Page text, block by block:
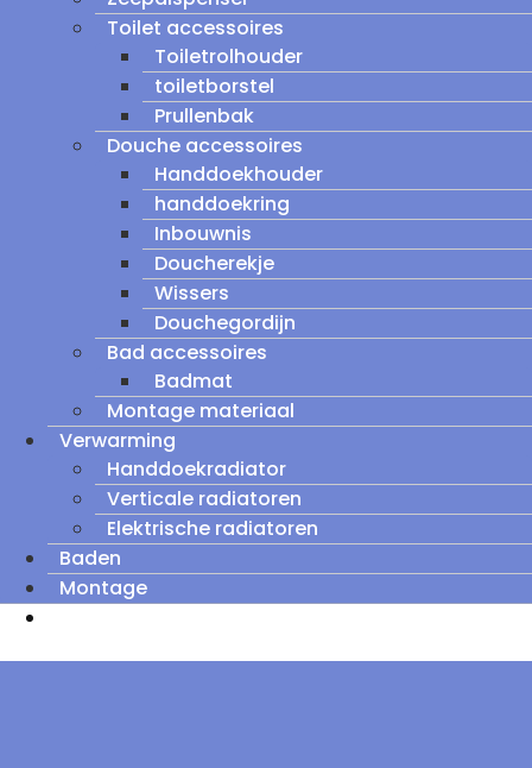
Toilet accessoires
Toiletrolhouder
toiletborstel
Prullenbak
Douche accessoires
Handdoekhouder
handdoekring
Inbouwnis
Doucherekje
Wissers
Douchegordijn
Bad accessoires
Badmat
Montage materiaal
Verwarming
Handdoekradiator
Verticale radiatoren
Elektrische radiatoren
Baden
Montage